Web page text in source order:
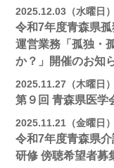
2025.12.03（水曜日）
令和7年度青森県
運営業務「孤独・
か？」開催のお知
2025.11.27（木曜日）
第９回 青森県医学
2025.11.21（金曜日）
令和7年度青森県
研修 傍聴希望者募